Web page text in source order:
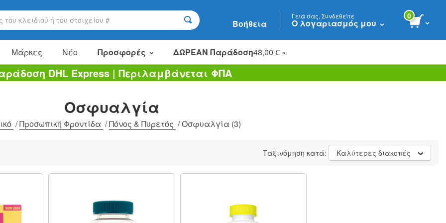
Βοήθεια
Γειά σας, Συνδεθείτε
Ο λογαριασμός μου
0
Μάρκες Νέο Προσφορές ΔΩΡΕΑΝ Παράδοση48,00 € »
Είδη πώλησης
Πακέτα αξίας
Εκκαθάριση
DHL Express | Περιλαμβάνεται ΦΠΑ
Οσφυαλγία
/Προσωπική Φροντίδα /Πόνος & Πυρετός /Οσφυαλγία (3)
Ταξινόμηση κατά: Καλύτερες διακοπές